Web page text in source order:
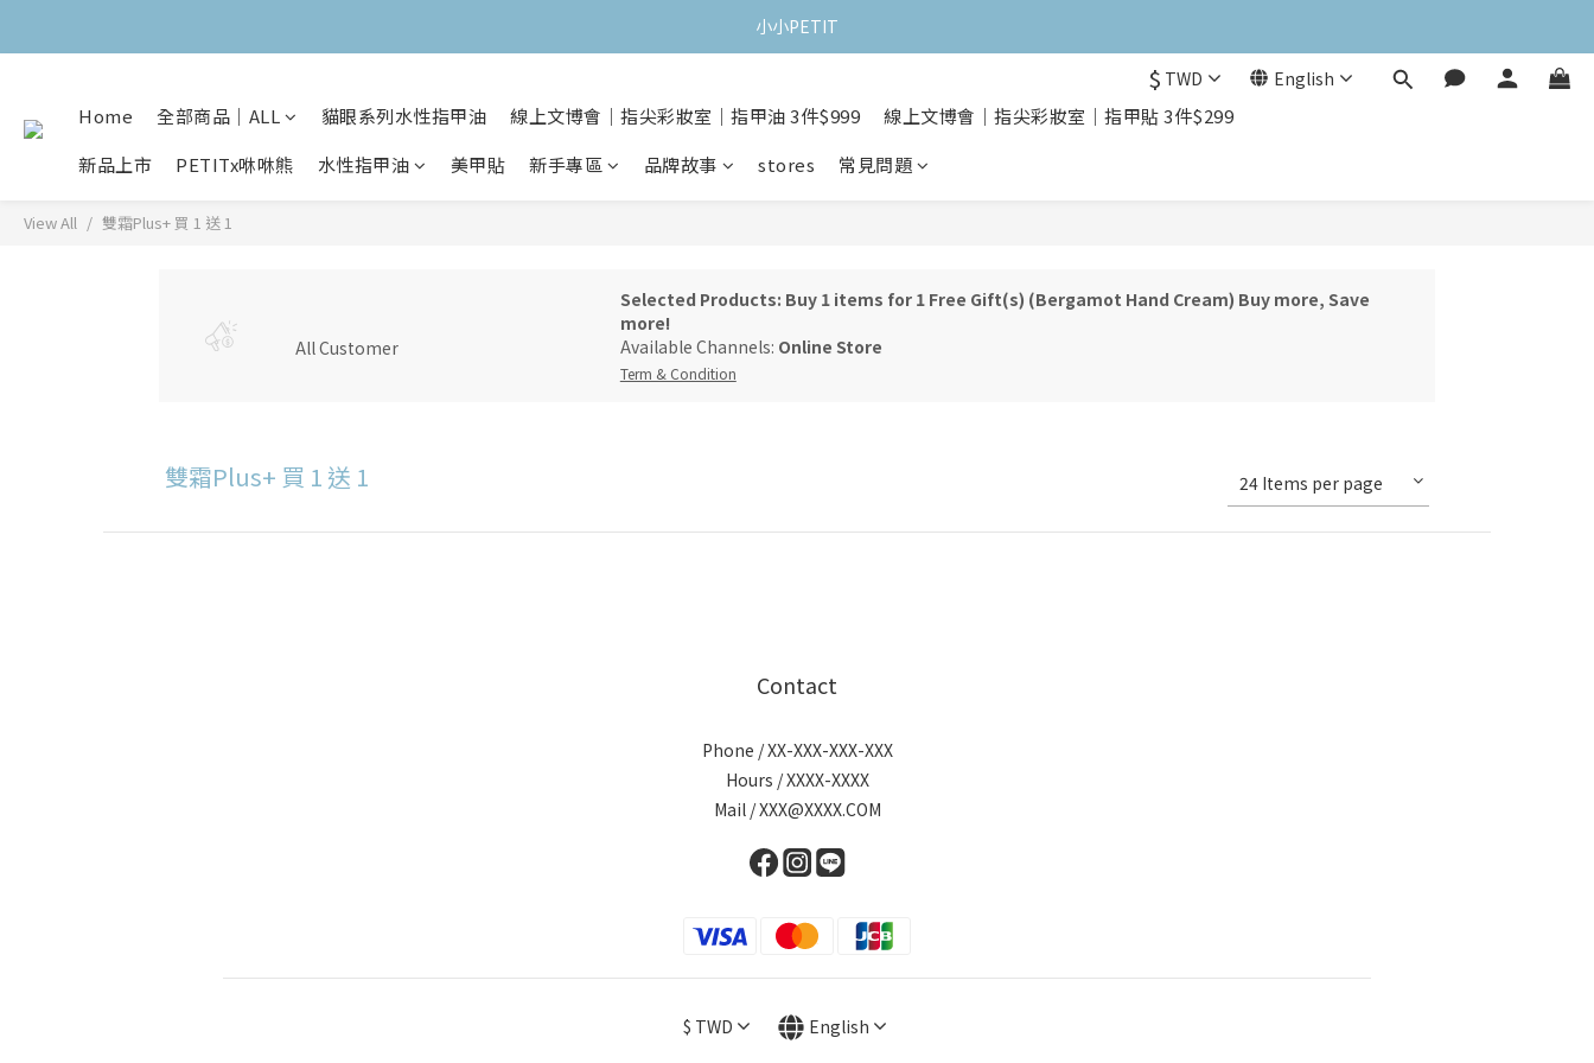
小小PETIT
$ TWD English
Home 全部商品｜ALL 貓眼系列水性指甲油 線上文博會｜指尖彩妝室｜指甲油 3件$999
線上文博會｜指尖彩妝室｜指甲貼 3件$299
新品上市
PETITx咻咻熊 水性指甲油 美甲貼 新手專區 品牌故事 stores 常見問題
View All 雙霜Plus+ 買 1 送 1
All Customer
Selected Products: Buy 1 items for 1 Free Gift(s) (Bergamot Hand Cream) Buy more, Save
more!
Available Channels: Online Store
Term & Condition
雙霜Plus+ 買 1 送 1 24 Items per page
Contact
Phone / XX-XXX-XXX-XXX
Hours / XXXX-XXXX
Mail / XXX@XXXX.COM
$ TWD English